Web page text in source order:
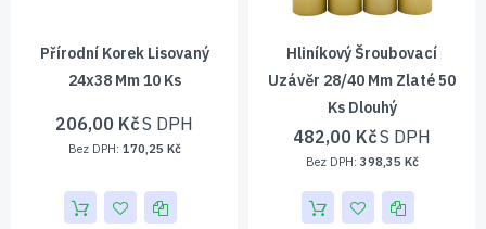
Přírodní Korek Lisovaný
24x38 Mm 10 Ks
206,00 Kč
170,25 Kč
Hliníkový Šroubovací
Uzávěr 28/40 Mm Zlaté 50
Ks Dlouhý
482,00 Kč
398,35 Kč